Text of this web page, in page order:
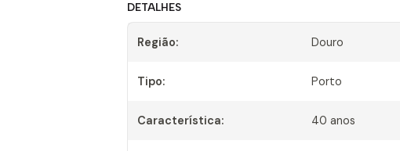
DETALHES
Região: Douro
Tipo: Porto
Característica: 40 anos